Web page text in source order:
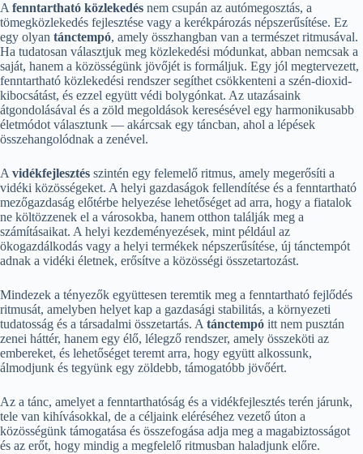
A fenntartható közlekedés nem csupán az autómegosztás, a
tömegközlekedés fejlesztése vagy a kerékpározás népszerűsítése. Ez
egy olyan tánctempó, amely összhangban van a természet ritmusával.
Ha tudatosan választjuk meg közlekedési módunkat, abban nemcsak a
saját, hanem a közösségünk jövőjét is formáljuk. Egy jól megtervezett,
fenntartható közlekedési rendszer segíthet csökkenteni a szén-dioxid-
kibocsátást, és ezzel együtt védi bolygónkat. Az utazásaink
átgondolásával és a zöld megoldások keresésével egy harmonikusabb
életmódot választunk — akárcsak egy táncban, ahol a lépések
összehangolódnak a zenével.
A vidékfejlesztés szintén egy felemelő ritmus, amely megerősíti a
vidéki közösségeket. A helyi gazdaságok fellendítése és a fenntartható
mezőgazdaság előtérbe helyezése lehetőséget ad arra, hogy a fiatalok
ne költözzenek el a városokba, hanem otthon találják meg a
számításaikat. A helyi kezdeményezések, mint például az
ökogazdálkodás vagy a helyi termékek népszerűsítése, új tánctempót
adnak a vidéki életnek, erősítve a közösségi összetartozást.
Mindezek a tényezők együttesen teremtik meg a fenntartható fejlődés
ritmusát, amelyben helyet kap a gazdasági stabilitás, a környezeti
tudatosság és a társadalmi összetartás. A tánctempó itt nem pusztán
zenei háttér, hanem egy élő, lélegző rendszer, amely összeköti az
embereket, és lehetőséget teremt arra, hogy együtt alkossunk,
álmodjunk és tegyünk egy zöldebb, támogatóbb jövőért.
Az a tánc, amelyet a fenntarthatóság és a vidékfejlesztés terén járunk,
tele van kihívásokkal, de a céljaink eléréséhez vezető úton a
közösségünk támogatása és összefogása adja meg a magabiztosságot
és az erőt, hogy mindig a megfelelő ritmusban haladjunk előre.